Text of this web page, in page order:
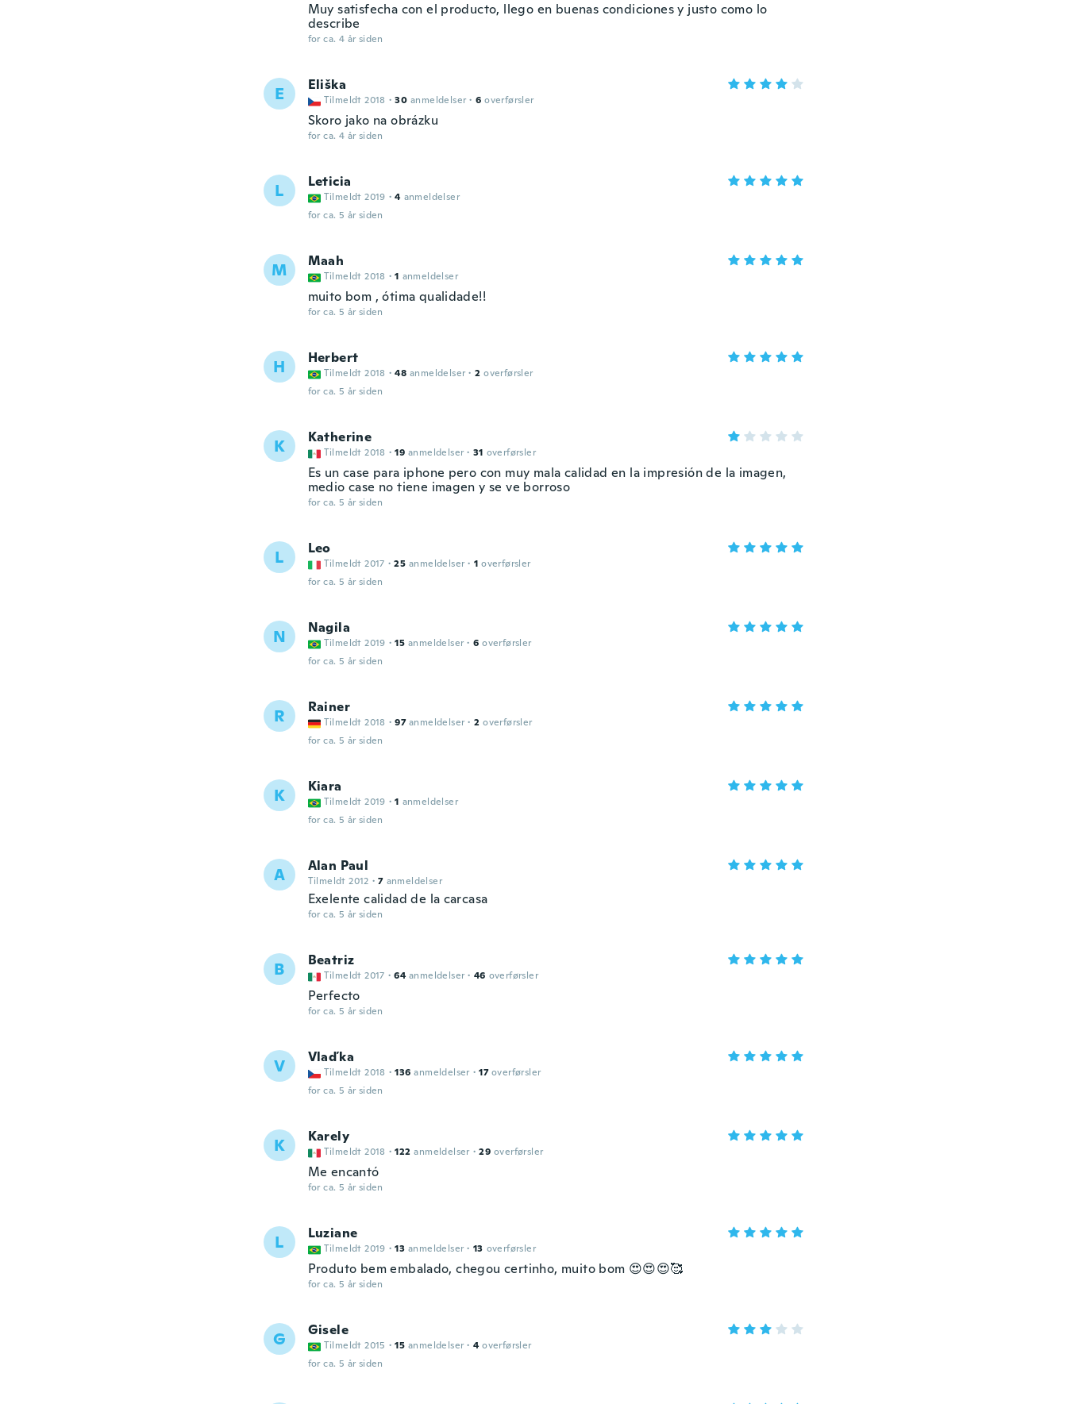
Muy satisfecha con el producto, llego en buenas condiciones y justo como lo
describe
for ca. 4 år siden
E Eliška
Tilmeldt 2018 · 30 anmeldelser · 6 overførsler
Skoro jako na obrázku
for ca. 4 år siden
L Leticia
Tilmeldt 2019 · 4 anmeldelser
for ca. 5 år siden
M Maah
Tilmeldt 2018 · 1 anmeldelser
muito bom , ótima qualidade!!
for ca. 5 år siden
H Herbert
Tilmeldt 2018 · 48 anmeldelser · 2 overførsler
for ca. 5 år siden
K Katherine
Tilmeldt 2018 · 19 anmeldelser · 31 overførsler
Es un case para iphone pero con muy mala calidad en la impresión de la imagen,
medio case no tiene imagen y se ve borroso
for ca. 5 år siden
L Leo
Tilmeldt 2017 · 25 anmeldelser · 1 overførsler
for ca. 5 år siden
N Nagila
Tilmeldt 2019 · 15 anmeldelser · 6 overførsler
for ca. 5 år siden
R Rainer
Tilmeldt 2018 · 97 anmeldelser · 2 overførsler
for ca. 5 år siden
K Kiara
Tilmeldt 2019 · 1 anmeldelser
for ca. 5 år siden
A Alan Paul
Tilmeldt 2012 · 7 anmeldelser
Exelente calidad de la carcasa
for ca. 5 år siden
B Beatriz
Tilmeldt 2017 · 64 anmeldelser · 46 overførsler
Perfecto
for ca. 5 år siden
V Vlaďka
Tilmeldt 2018 · 136 anmeldelser · 17 overførsler
for ca. 5 år siden
K Karely
Tilmeldt 2018 · 122 anmeldelser · 29 overførsler
Me encantó
for ca. 5 år siden
L Luziane
Tilmeldt 2019 · 13 anmeldelser · 13 overførsler
Produto bem embalado, chegou certinho, muito bom 😍😍😍🥰
for ca. 5 år siden
G Gisele
Tilmeldt 2015 · 15 anmeldelser · 4 overførsler
for ca. 5 år siden